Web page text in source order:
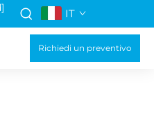
IT
Richiedi un preventivo